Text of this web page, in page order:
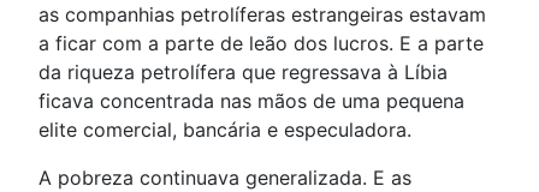
as companhias petrolíferas estrangeiras estavam
a ficar com a parte de leão dos lucros. E a parte
da riqueza petrolífera que regressava à Líbia
ficava concentrada nas mãos de uma pequena
elite comercial, bancária e especuladora.
A pobreza continuava generalizada. E as